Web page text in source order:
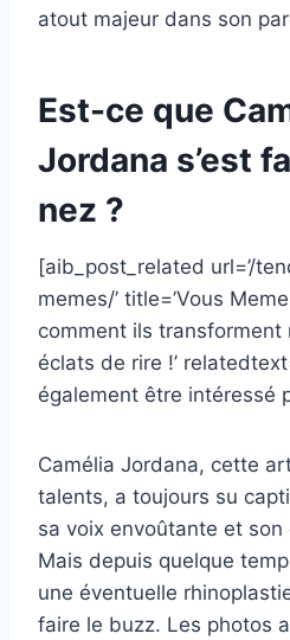
atout majeur dans son
Est-ce que
Jordana s’est
nez ?
[aib_post_related url=’/
memes/’ title=’Vous
comment ils transforment
éclats de rire !’
également être intéressé
Camélia Jordana, cette
talents, a toujours su
sa voix envoûtante et son
Mais depuis quelque
une éventuelle
faire le buzz. Les photos